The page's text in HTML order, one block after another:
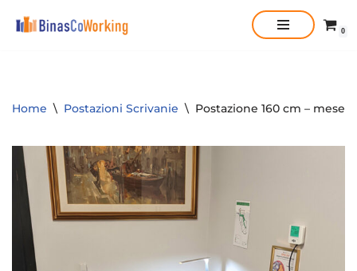
0
Home \ Postazioni Scrivanie \ Postazione 160 cm – mese